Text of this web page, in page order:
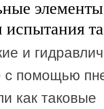
испытания
и
помощью
как таковые